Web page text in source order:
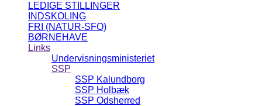
LEDIGE STILLINGER
INDSKOLING
FRI (NATUR-SFO)
BØRNEHAVE
Links
Undervisningsministeriet
SSP
SSP Kalundborg
SSP Holbæk
SSP Odsherred